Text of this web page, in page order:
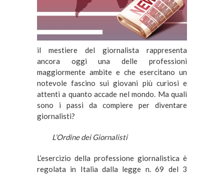
il mestiere del giornalista rappresenta
ancora oggi una delle professioni
maggiormente ambite e che esercitano un
notevole fascino sui giovani più curiosi e
attenti a quanto accade nel mondo. Ma quali
sono i passi da compiere per diventare
giornalisti?
L’Ordine dei Giornalisti
L’esercizio della professione giornalistica è
regolata in Italia dalla legge n. 69 del 3